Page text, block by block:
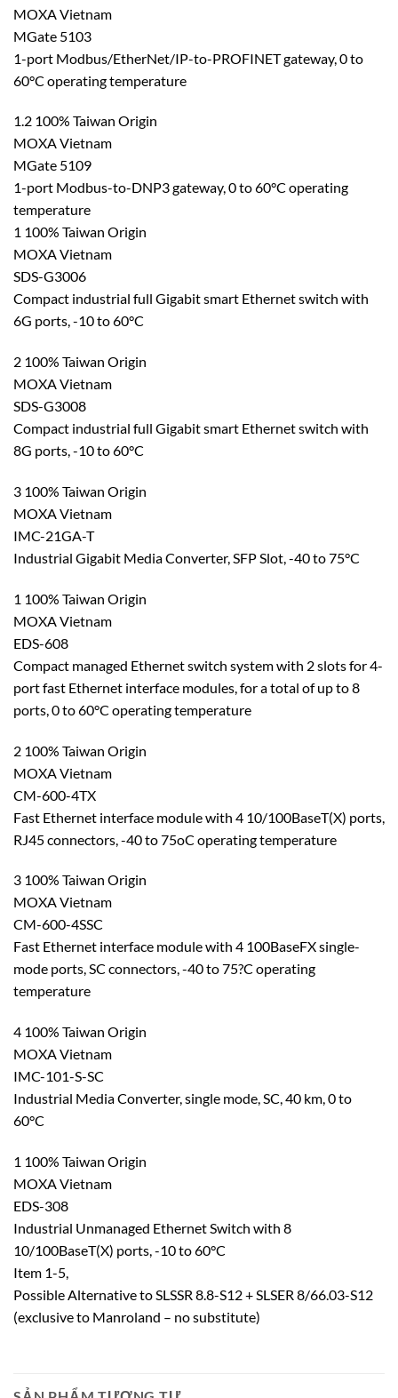
MOXA Vietnam
MGate 5103
1-port Modbus/EtherNet/IP-to-PROFINET gateway, 0 to
60°C operating temperature
1.2 100% Taiwan Origin
MOXA Vietnam
MGate 5109
1-port Modbus-to-DNP3 gateway, 0 to 60°C operating
temperature
1 100% Taiwan Origin
MOXA Vietnam
SDS-G3006
Compact industrial full Gigabit smart Ethernet switch with
6G ports, -10 to 60°C
2 100% Taiwan Origin
MOXA Vietnam
SDS-G3008
Compact industrial full Gigabit smart Ethernet switch with
8G ports, -10 to 60°C
3 100% Taiwan Origin
MOXA Vietnam
IMC-21GA-T
Industrial Gigabit Media Converter, SFP Slot, -40 to 75°C
1 100% Taiwan Origin
MOXA Vietnam
EDS-608
Compact managed Ethernet switch system with 2 slots for 4-
port fast Ethernet interface modules, for a total of up to 8
ports, 0 to 60°C operating temperature
2 100% Taiwan Origin
MOXA Vietnam
CM-600-4TX
Fast Ethernet interface module with 4 10/100BaseT(X) ports,
RJ45 connectors, -40 to 75oC operating temperature
3 100% Taiwan Origin
MOXA Vietnam
CM-600-4SSC
Fast Ethernet interface module with 4 100BaseFX single-
mode ports, SC connectors, -40 to 75?C operating
temperature
4 100% Taiwan Origin
MOXA Vietnam
IMC-101-S-SC
Industrial Media Converter, single mode, SC, 40 km, 0 to
60°C
1 100% Taiwan Origin
MOXA Vietnam
EDS-308
Industrial Unmanaged Ethernet Switch with 8
10/100BaseT(X) ports, -10 to 60°C
Item 1-5,
Possible Alternative to SLSSR 8.8-S12 + SLSER 8/66.03-S12
(exclusive to Manroland – no substitute)